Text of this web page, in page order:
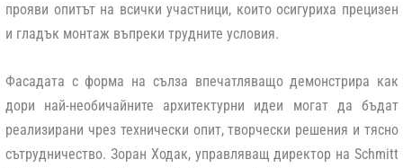
прояви опитът на всички участници, които осигуриха прецизен
и гладък монтаж въпреки трудните условия.
Фасадата с форма на сълза впечатляващо демонстрира как
дори най-необичайните архитектурни идеи могат да бъдат
реализирани чрез технически опит, творчески решения и тясно
сътрудничество. Зоран Ходак, управляващ директор на Schmitt